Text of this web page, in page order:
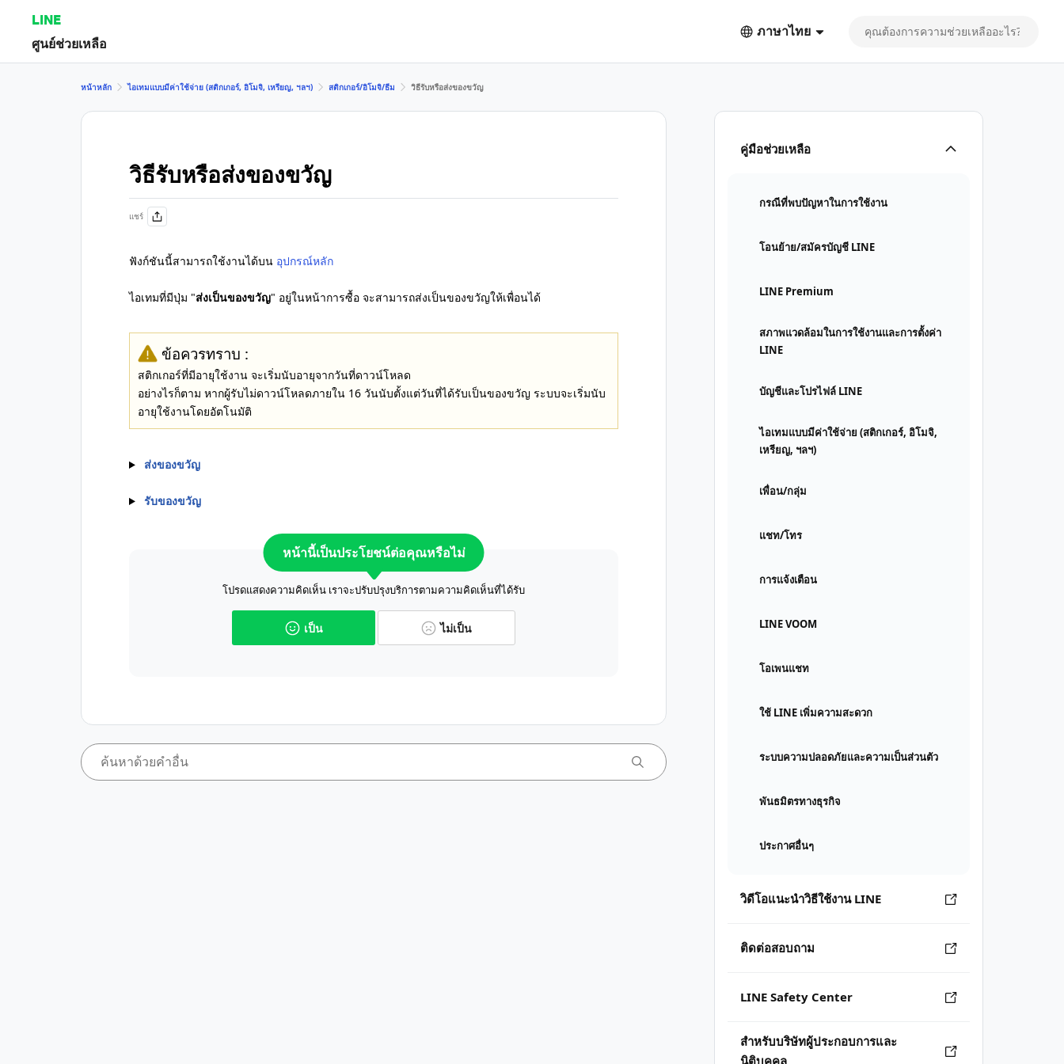
LINE
ศูนย์ช่วยเหลือ
ภาษาไทย
คู่มือช่วยเหลือ
กรณีที่พบปัญหาในการใช้งาน
โอนย้าย/สมัครบัญชี LINE
LINE Premium
สภาพแวดล้อมในการใช้งานและการตั้งค่า
LINE
บัญชีและโปรไฟล์ LINE
ไอเทมแบบมีค่าใช้จ่าย (สติกเกอร์, อิโมจิ,
เหรียญ, ฯลฯ)
เพื่อน/กลุ่ม
แชท/โทร
การแจ้งเตือน
LINE VOOM
โอเพนแชท
ใช้ LINE เพิ่มความสะดวก
ระบบความปลอดภัยและความเป็นส่วนตัว
พันธมิตรทางธุรกิจ
ประกาศอื่นๆ
วิดีโอแนะนำวิธีใช้งาน LINE
ติดต่อสอบถาม
LINE Safety Center
สำหรับบริษัทผู้ประกอบการและ
นิติบุคคล
หน้าหลัก ไอเทมแบบมีค่าใช้จ่าย (สติกเกอร์, อิโมจิ, เหรียญ, ฯลฯ) สติกเกอร์/อิโมจิ/ธีม วิธีรับหรือส่งของขวัญ
วิธีรับหรือส่งของขวัญ
แชร์
ฟังก์ชันนี้สามารถใช้งานได้บน อุปกรณ์หลัก
ไอเทมที่มีปุ่ม "ส่งเป็นของขวัญ" อยู่ในหน้าการซื้อ จะสามารถส่งเป็นของขวัญให้เพื่อนได้
ข้อควรทราบ :
สติกเกอร์ที่มีอายุใช้งาน จะเริ่มนับอายุจากวันที่ดาวน์โหลด
อย่างไรก็ตาม หากผู้รับไม่ดาวน์โหลดภายใน 16 วันนับตั้งแต่วันที่ได้รับเป็นของขวัญ ระบบจะเริ่มนับ
อายุใช้งานโดยอัตโนมัติ
ส่งของขวัญ
รับของขวัญ
หน้านี้เป็นประโยชน์ต่อคุณหรือไม่
โปรดแสดงความคิดเห็น เราจะปรับปรุงบริการตามความคิดเห็นที่ได้รับ
เป็น ไม่เป็น